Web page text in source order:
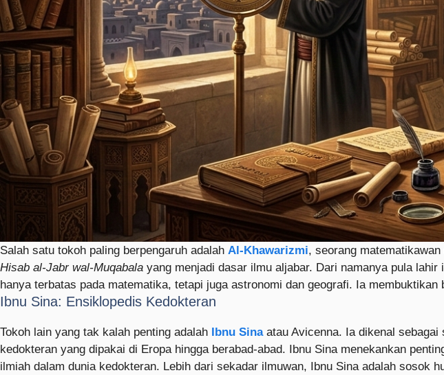
Salah satu tokoh paling berpengaruh adalah Al-Khawarizmi, seorang
Hisab al-Jabr wal-Muqabala yang menjadi dasar ilmu aljabar. Dari namanya pula lahir
hanya terbatas pada matematika, tetapi juga astronomi dan geografi. Ia
Ibnu Sina: Ensiklopedis Kedokteran
Tokoh lain yang tak kalah penting adalah Ibnu Sinaatau Avicenna. Ia dikenal
kedokteran yang dipakai di Eropa hingga berabad-abad. Ibnu Sina menekankan
ilmiah dalam dunia kedokteran. Lebih dari sekadar ilmuwan, Ibnu Sina adalah sosok